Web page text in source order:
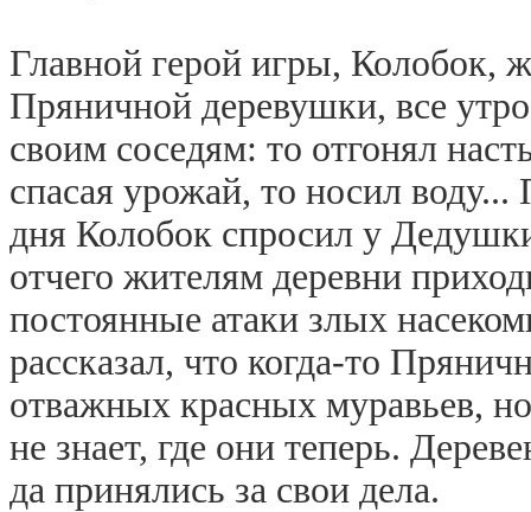
Главной герой игры, Колобок,
Пряничной деревушки, все
своим соседям: то отгонял
спасая урожай, то носил воду...
дня Колобок спросил у
отчего жителям деревни
постоянные атаки злых
рассказал, что когда-то
отважных красных муравьев,
не знает, где они теперь.
да принялись за свои дела.